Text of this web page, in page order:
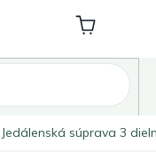
Nákupný
košík
Jedálenská súprava 3